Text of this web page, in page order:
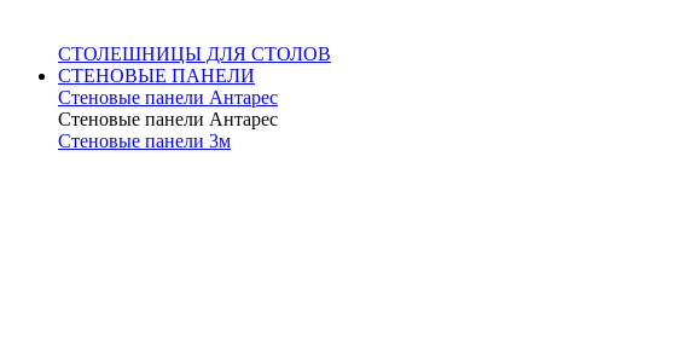
СТОЛЕШНИЦЫ ДЛЯ СТОЛОВ
СТЕНОВЫЕ ПАНЕЛИ
Стеновые панели Антарес
Стеновые панели Антарес
Стеновые панели 3м